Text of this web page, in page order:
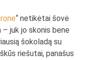
“ netikėtai šovė
juk jo skonis bene
šokoladą su
riešutai, panašus